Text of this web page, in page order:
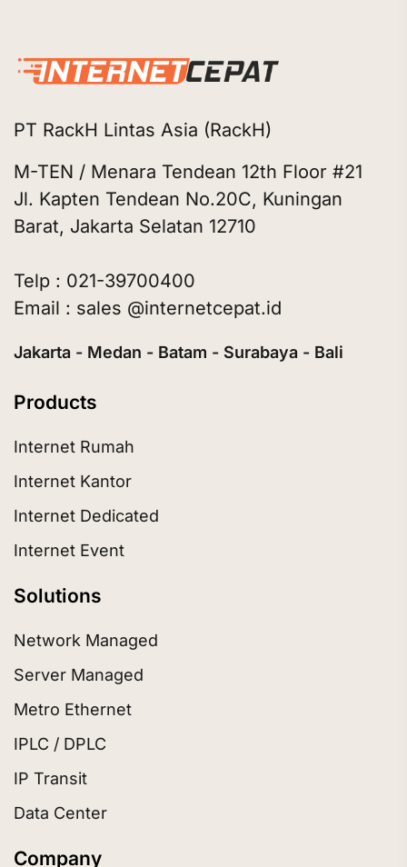
PT RackH Lintas Asia (RackH)
M-TEN / Menara Tendean 12th Floor #21
Jl. Kapten Tendean No.20C, Kuningan
Barat, Jakarta Selatan 12710
Telp : 021-39700400
Email : sales @internetcepat.id
Jakarta - Medan - Batam - Surabaya - Bali
Products
Internet Rumah
Internet Kantor
Internet Dedicated
Internet Event
Solutions
Network Managed
Server Managed
Metro Ethernet
IPLC / DPLC
IP Transit
Data Center
Company